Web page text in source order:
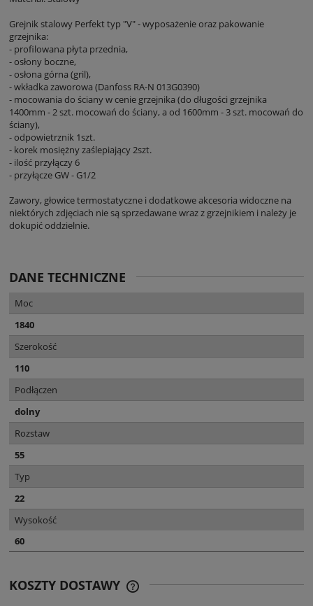
Grejnik stalowy Perfekt typ "V" - wyposażenie oraz pakowanie
grzejnika:
- profilowana płyta przednia,
- osłony boczne,
- osłona górna (gril),
- wkładka zaworowa (Danfoss RA-N 013G0390)
- mocowania do ściany w cenie grzejnika (do długości grzejnika
1400mm - 2 szt. mocowań do ściany, a od 1600mm - 3 szt. mocowań do
ściany),
- odpowietrznik 1szt.
- korek mosiężny zaślepiający 2szt.
- ilość przyłączy 6
- przyłącze GW - G1/2
Zawory, głowice termostatyczne i dodatkowe akcesoria widoczne na
niektórych zdjęciach nie są sprzedawane wraz z grzejnikiem i należy je
dokupić oddzielnie.
DANE TECHNICZNE
Moc
1840
Szerokość
110
Podłączen
dolny
Rozstaw
55
Typ
22
Wysokość
60
KOSZTY DOSTAWY